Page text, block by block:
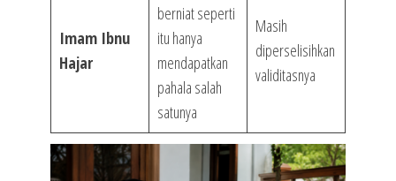
Imam Ibnu
Hajar
berniat seperti
itu hanya
mendapatkan
pahala salah
satunya
Masih
diperselisihkan
validitasnya